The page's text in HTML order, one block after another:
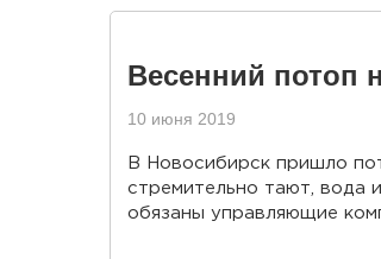
Весенний потоп
10 июня 2019
В Новосибирск пришло
стремительно тают, вода
обязаны управляющие